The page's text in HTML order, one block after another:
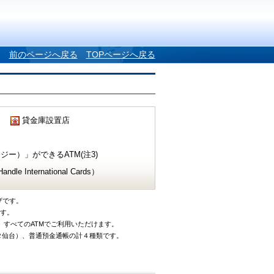
前のページへ戻る TOPページへ戻る
貸金庫設置店
ー）」ができるATM(注3)
International Cards）
す。
。
べてのATMでご利用いただけます。
台）、普通預金通帳の計４種類です。